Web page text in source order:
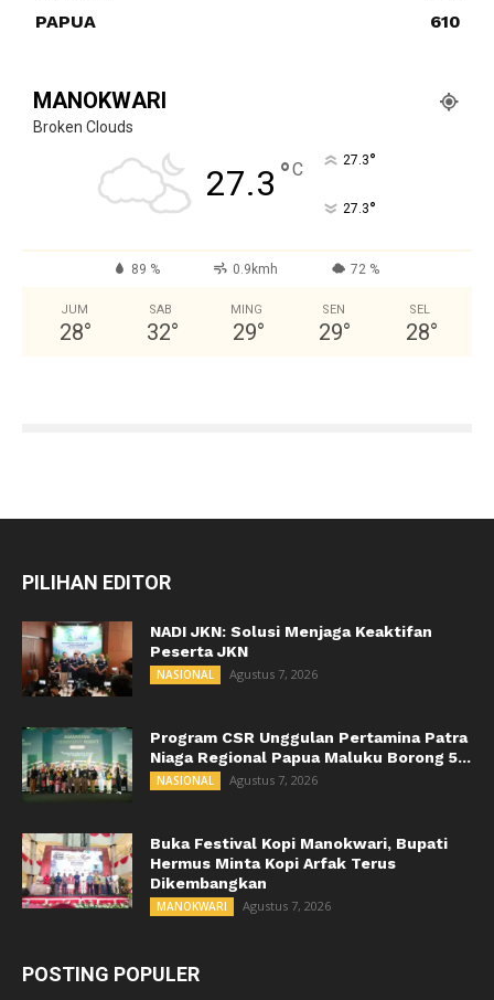
PAPUA
610
MANOKWARI
Broken Clouds
27.3 °C 27.3°
27.3°
89 % 0.9kmh 72 %
JUM
28°
SAB
32°
MING
29°
SEN
29°
SEL
28°
PILIHAN EDITOR
NADI JKN: Solusi Menjaga Keaktifan
Peserta JKN
NASIONAL Agustus 7, 2026
Program CSR Unggulan Pertamina Patra
Niaga Regional Papua Maluku Borong 5...
NASIONAL Agustus 7, 2026
Buka Festival Kopi Manokwari, Bupati
Hermus Minta Kopi Arfak Terus
Dikembangkan
MANOKWARI Agustus 7, 2026
POSTING POPULER